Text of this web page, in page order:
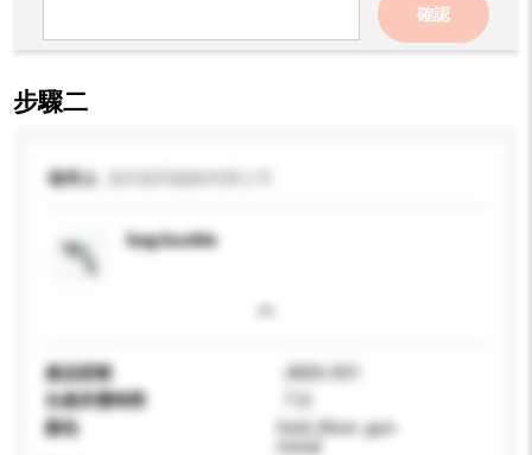
確認
步驟二
收件人
bag buckle
產品型號
JM26-D01
生產所需時間
顏色
Gold ,Sliver ,gun-